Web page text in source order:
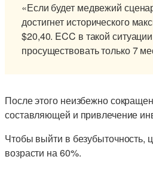
«Если будет медвежий
достигнет исторического
$20,40. ECC в такой
просуществовать только 7
После этого неизбежно
составляющей и привлечение
Чтобы выйти в безубыточность,
возрасти на 60%.